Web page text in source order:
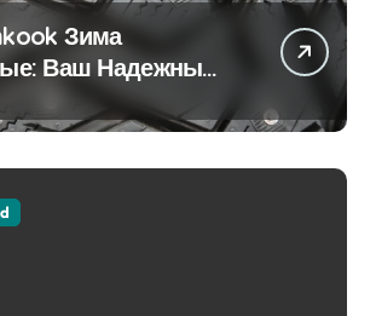
Зима
Ваш Надежный
Снежных Дорогах